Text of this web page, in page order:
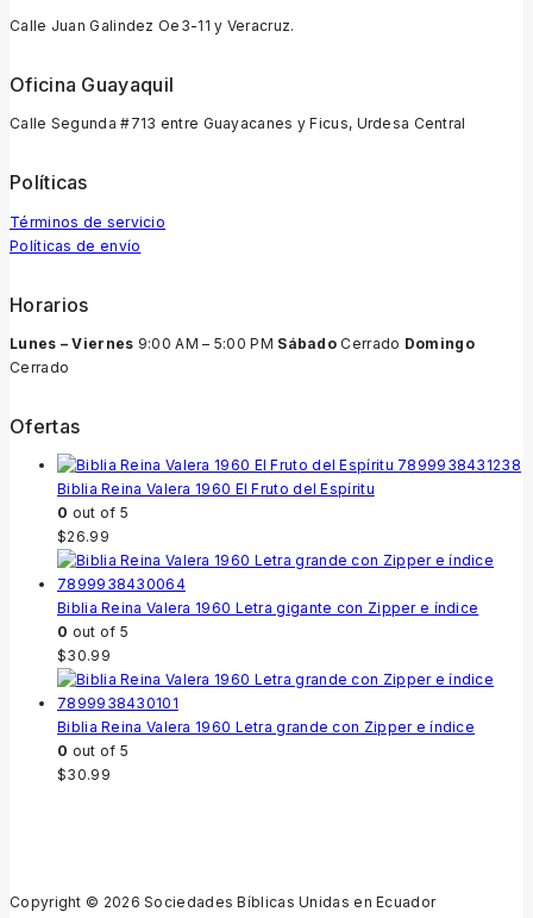
Calle Juan Galindez Oe3-11 y Veracruz.
Oficina Guayaquil
Calle Segunda #713 entre Guayacanes y Ficus, Urdesa Central
Políticas
Términos de servicio
Políticas de envío
Horarios
Lunes – Viernes 9:00 AM – 5:00 PM Sábado Cerrado Domingo
Cerrado
Ofertas
Biblia Reina Valera 1960 El Fruto del Espíritu
0 out of 5
$26.99
Biblia Reina Valera 1960 Letra gigante con Zipper e índice
0 out of 5
$30.99
Biblia Reina Valera 1960 Letra grande con Zipper e índice
0 out of 5
$30.99
Copyright © 2026 Sociedades Bíblicas Unidas en Ecuador